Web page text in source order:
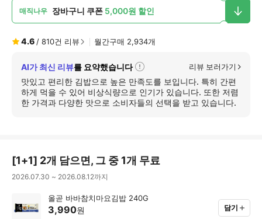
매직나우 장바구니 쿠폰 5,000원 할인
4.6 / 810건 리뷰 월간구매 2,934개
AI가 최신 리뷰를 요약했습니다
자
세
히
보
리뷰 보러가기
맛있고 편리한 김밥으로 높은 만족도를 보입니다. 특히 간편
하게 먹을 수 있어 비상식량으로 인기가 있습니다. 또한 저렴
한 가격과 다양한 맛으로 소비자들의 선택을 받고 있습니다.
[1+1] 2개 담으면, 그 중 1개 무료
2026.07.30 ~ 2026.08.12까지
올곧 바바참치마요김밥 240G
3,990원 담기